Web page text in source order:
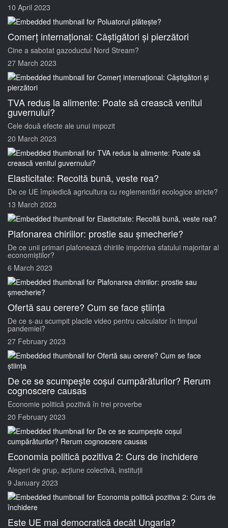
10 April 2023
Comerț internațional: Câștigători și pierzători
Cine a sabotat gazoductul Nord Stream?
27 March 2023
TVA redus la alimente: Poate să crească venitul
guvernului?
Cele două efecte ale unui impozit
20 March 2023
Elasticitate: Recoltă bună, veste rea?
De ce UE împiedică agricultura cu reglementări ecologice stricte?
13 March 2023
Plafonarea chiriilor: prostie sau șmecherie?
De ce unii primari plafonează chiriile impotriva sfatului majoritar al
economiștilor?
6 March 2023
Ofertă sau cerere? Cum se face știința
De ce s-au scumpit placile video pentru calculator în timpul
pandemiei?
27 February 2023
De ce se scumpește coșul cumpărăturilor? Rerum
cognoscere causas
Economie politică pozitivă în trei proverbe
20 February 2023
Economia politică pozitiva 2: Curs de închidere
Alegeri de grup, acțiune colectivă, instituții
9 January 2023
Este UE mai democratică decât Ungaria?